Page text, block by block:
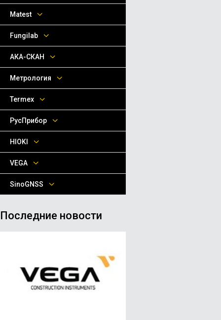
Matest
Fungilab
АКА-СКАН
Метрология
Termex
РусПрибор
HIOKI
VEGA
SinoGNSS
Последние новости